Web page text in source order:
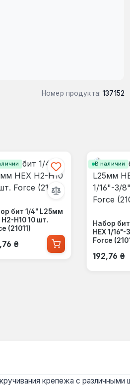
Номер продукта: 137152
бит 1/4" L25мм
Н2-Н10 10 шт.
(21011)
цена:
₴
В наличии
Набор
HEX 1/
Force
192,76 ₴
крепежа с